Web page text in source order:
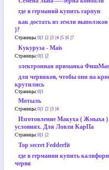
где в германий купить гарпун
как достать из земли
)?
Страницы:0|1 |2 |3 |4 |5 |6 |7
Кукуруза - Mais
Страницы:0|1 |2
электронная приманка
для червяков, чтобы они на
крутились
Страницы:0|1
Мотыль
Страницы:0|1 |2 |3 |4
Изготовление Макуха ( Жмыха
условиях. Для Ловли КарПа
Страницы:0|1 |2
Top secret Fedderfit
где в германии купить
червя